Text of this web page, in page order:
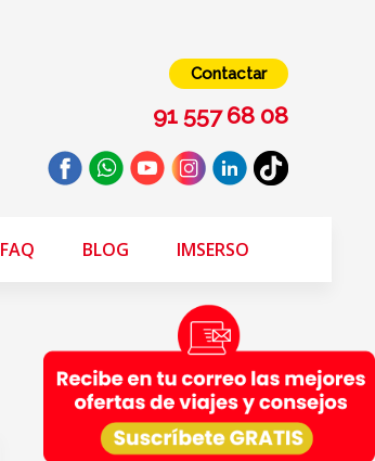
Contactar
91 557 68 08
FAQ BLOG IMSERSO